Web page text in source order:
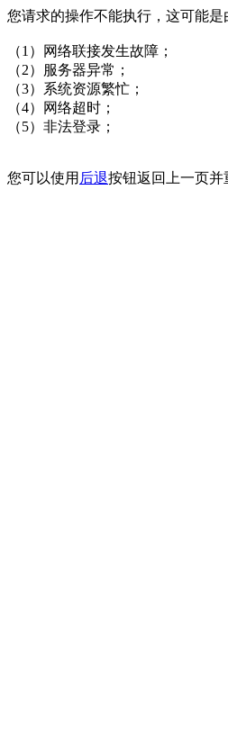
您请求的操作不能执行，这可能是
（1）网络联接发生故障；
（2）服务器异常；
（3）系统资源繁忙；
（4）网络超时；
（5）非法登录；
您可以使用 后退按钮返回上一页